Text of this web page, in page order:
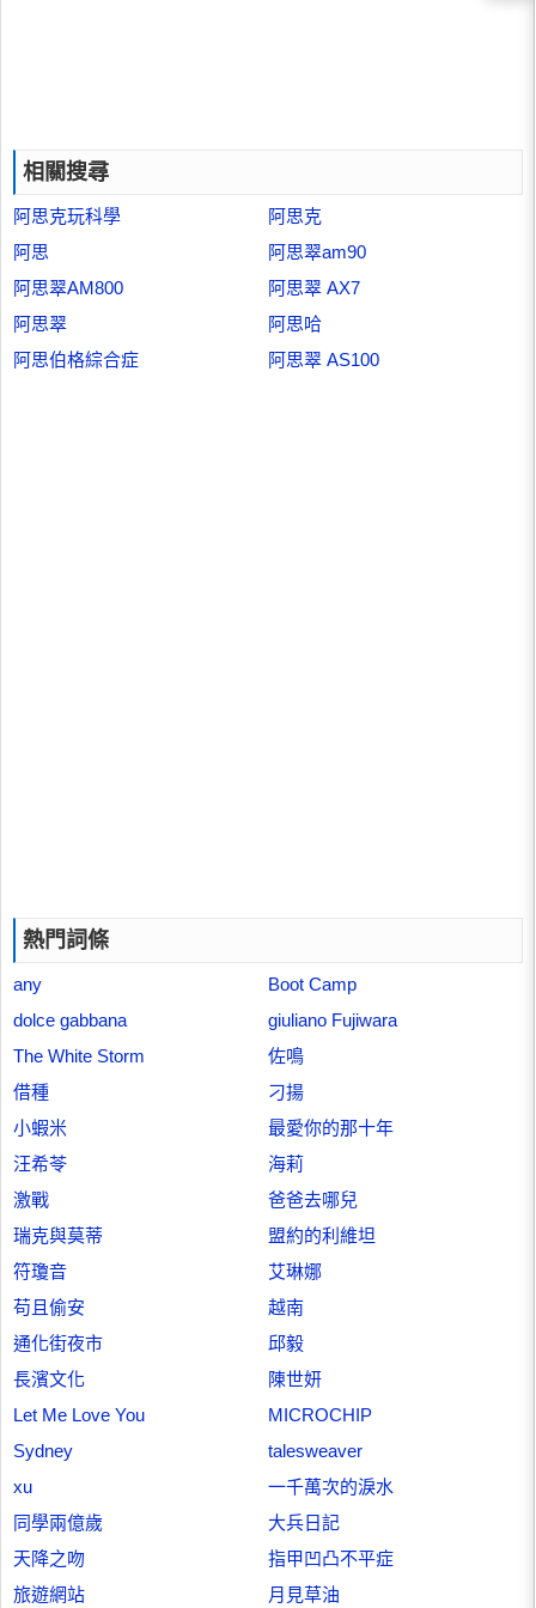
相關搜尋
阿思克玩科學
阿思克
阿思
阿思翠am90
阿思翠AM800
阿思翠 AX7
阿思翠
阿思哈
阿思伯格綜合症
阿思翠 AS100
熱門詞條
any
Boot Camp
dolce gabbana
giuliano Fujiwara
The White Storm
佐鳴
借種
刁揚
小蝦米
最愛你的那十年
汪希苓
海莉
激戰
爸爸去哪兒
瑞克與莫蒂
盟約的利維坦
符瓊音
艾琳娜
苟且偷安
越南
通化街夜市
邱毅
長濱文化
陳世妍
Let Me Love You
MICROCHIP
Sydney
talesweaver
xu
一千萬次的淚水
同學兩億歲
大兵日記
天降之吻
指甲凹凸不平症
旅遊網站
月見草油